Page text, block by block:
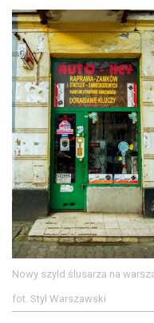
Nowy szyld ślusarza na
fot. Styl Warszawski